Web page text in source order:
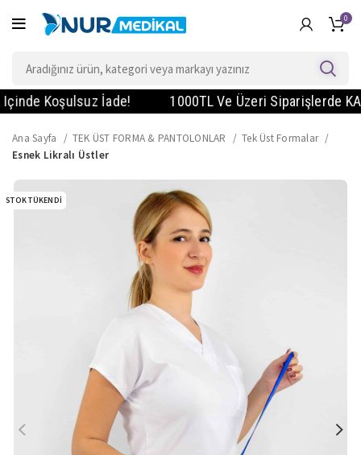
0
Koşulsuz İade! 1000TL Ve Üzeri Siparişlerde
Ana Sayfa TEK ÜST FORMA & PANTOLONLAR
Tek Üst Formalar
Esnek Likralı Üstler
STOK TÜKENDI